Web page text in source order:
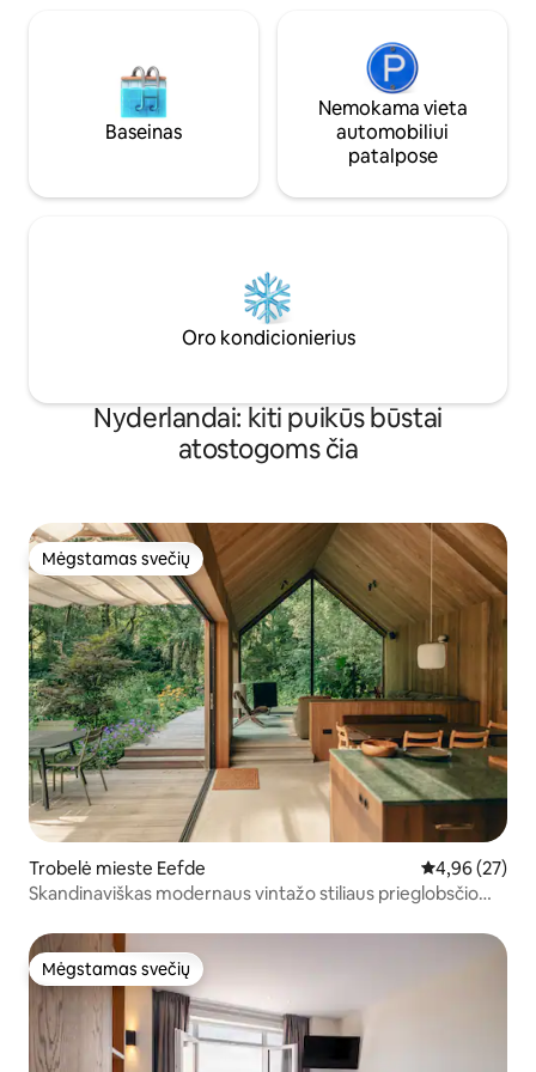
Baseinas
Nemokama vieta
automobiliui
patalpose
Oro kondicionierius
Nyderlandai: kiti puikūs būstai
atostogoms čia
Mėgstamas svečių
Mėgstamas svečių
Trobelė mieste Eefde Vidutinis
4,96 (27)
Skandinaviškas modernaus vintažo stiliaus prieglobsčio
Mėgstamas svečių
Mėgstamas svečių